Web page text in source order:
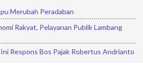
Merubah Peradaban
Rakyat, Pelayanan Publik Lambang
Respons Bos Pajak Robertus Andrianto